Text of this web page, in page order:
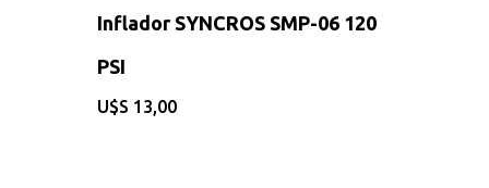
Inflador SYNCROS SMP-06 120
PSI
$ 13,00